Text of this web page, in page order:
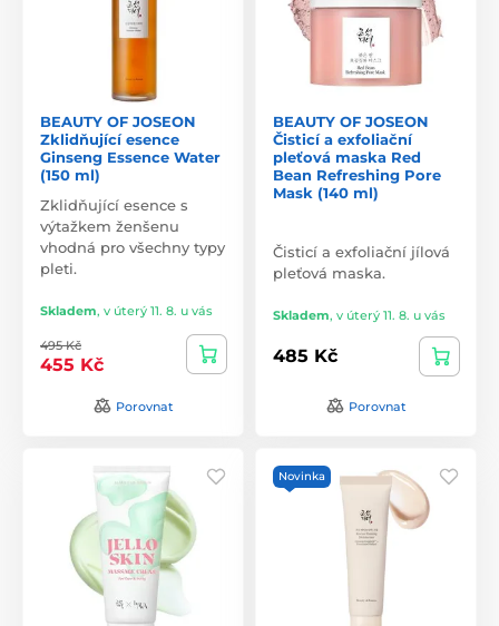
BEAUTY OF JOSEON
Zklidňující esence
Ginseng Essence Water
(150 ml)
Zklidňující esence s
výtažkem ženšenu
vhodná pro všechny typy
pleti.
Skladem, v úterý 11. 8. u vás
495 Kč
455 Kč
Porovnat
BEAUTY OF JOSEON
Čisticí a exfoliační
pleťová maska Red
Bean Refreshing Pore
Mask (140 ml)
Čisticí a exfoliační jílová
pleťová maska.
Skladem, v úterý 11. 8. u vás
485 Kč
Porovnat
Novinka